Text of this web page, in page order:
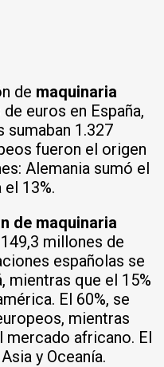
de maquinaria
euros en España,
1.327
fueron el origen
Alemania sumó el
13%.
de maquinaria
millones de
españolas se
mientras que el 15%
El 60%, se
mientras
mercado africano. El
y Oceanía.